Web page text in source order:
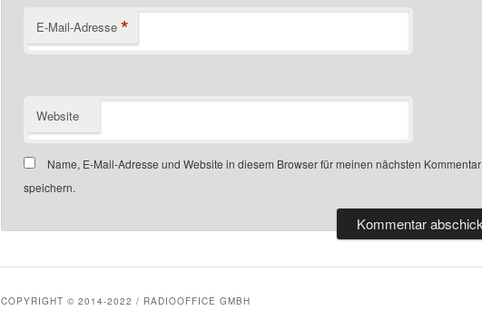
E-Mail-Adresse *
Website
Name, E-Mail-Adresse und Website in diesem Browser für meinen nächsten Kommentar
speichern.
COPYRIGHT © 2014-2022 / RADIOOFFICE GMBH